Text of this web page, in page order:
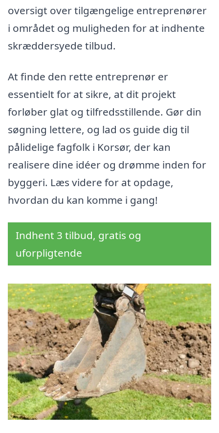
oversigt over tilgængelige entreprenører
i området og muligheden for at indhente
skræddersyede tilbud.
At finde den rette entreprenør er
essentielt for at sikre, at dit projekt
forløber glat og tilfredsstillende. Gør din
søgning lettere, og lad os guide dig til
pålidelige fagfolk i Korsør, der kan
realisere dine idéer og drømme inden for
byggeri. Læs videre for at opdage,
hvordan du kan komme i gang!
Indhent 3 tilbud, gratis og
uforpligtende